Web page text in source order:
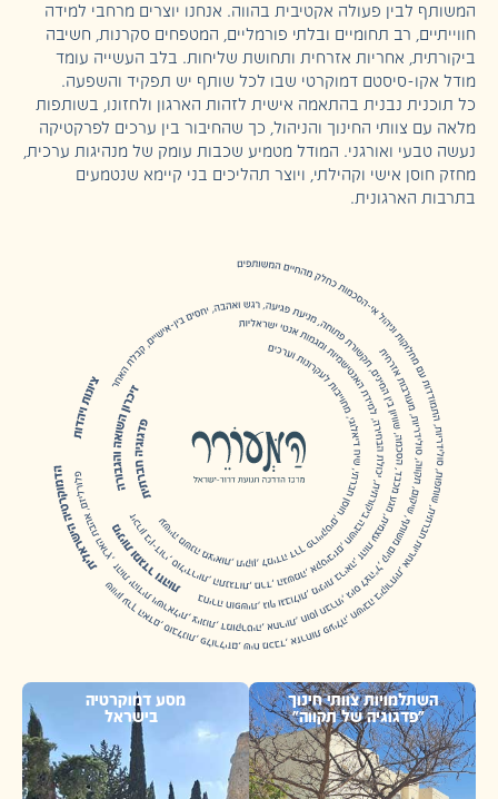
פעולה אקטיבית בהווה. אנחנו יוצרים מרחבי למידה
רב תחומיים ובלתי פורמליים, המטפחים סקרנות, חשיבה
אחריות אזרחית ותחושת שליחות. בלב העשייה עומד
סיסטם דמוקרטי שבו לכל שותף יש תפקיד והשפעה.
נבנית בהתאמה אישית לזהות הארגון ולחזונו, בשותפות
החינוך והניהול, כך שהחיבור בין ערכים לפרקטיקה
ואורגני. המודל מטמיע שכבות עומק של מנהיגות ערכית,
אישי וקהילתי, ויוצר תהליכים בני קיימא שנטמעים
צוותי חינוך
של תקווה"
מסע דמוקרטיה